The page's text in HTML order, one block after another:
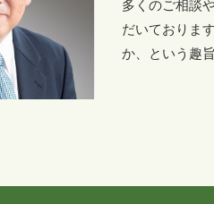
多くのご相談
だいておりま
か、という趣